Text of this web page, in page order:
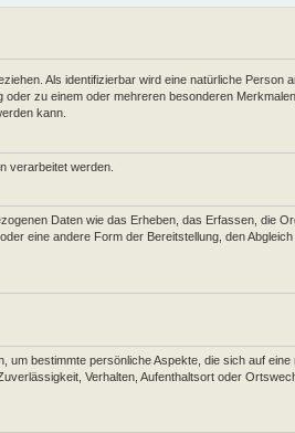
Als identifizierbar wird eine natürliche Person
zu einem oder mehreren besonderen
kann.
verarbeitet werden.
Daten wie das Erheben, das Erfassen, die
eine andere Form der Bereitstellung, den
um bestimmte persönliche Aspekte, die sich auf eine
Verhalten, Aufenthaltsort oder